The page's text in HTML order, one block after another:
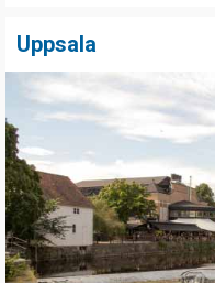
Uppsala